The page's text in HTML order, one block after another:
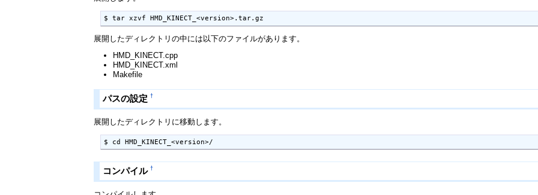
$ tar xzvf HMD_KINECT_<version>.tar.gz
展開したディレクトリの中には以下のファイルがあります。
HMD_KINECT.cpp
HMD_KINECT.xml
Makefile
パスの設定 †
展開したディレクトリに移動します。
$ cd HMD_KINECT_<version>/
コンパイル †